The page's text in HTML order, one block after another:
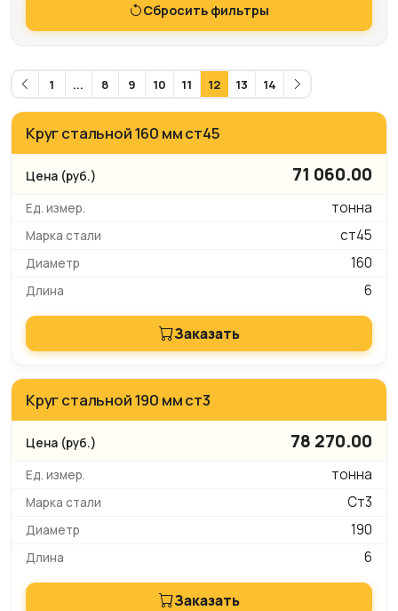
Сбросить фильтры
1 ... 8 9 10 11 12 13 14
Круг стальной 160 мм ст45
71 060.00
тонна
ст45
160
6
Заказать
Круг стальной 190 мм ст3
78 270.00
тонна
Ст3
190
6
Заказать